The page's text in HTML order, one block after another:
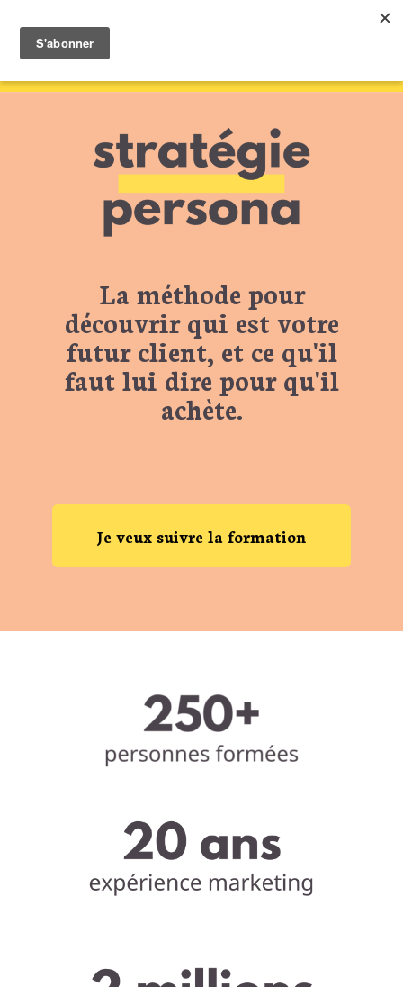
La méthode pour
découvrir qui est votre
futur client, et ce qu'il
faut lui dire pour qu'il
achète.
Je veux suivre la formation